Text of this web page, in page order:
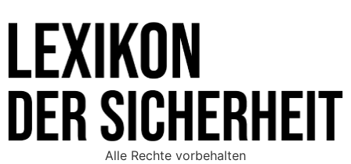
Alle Rechte vorbehalten